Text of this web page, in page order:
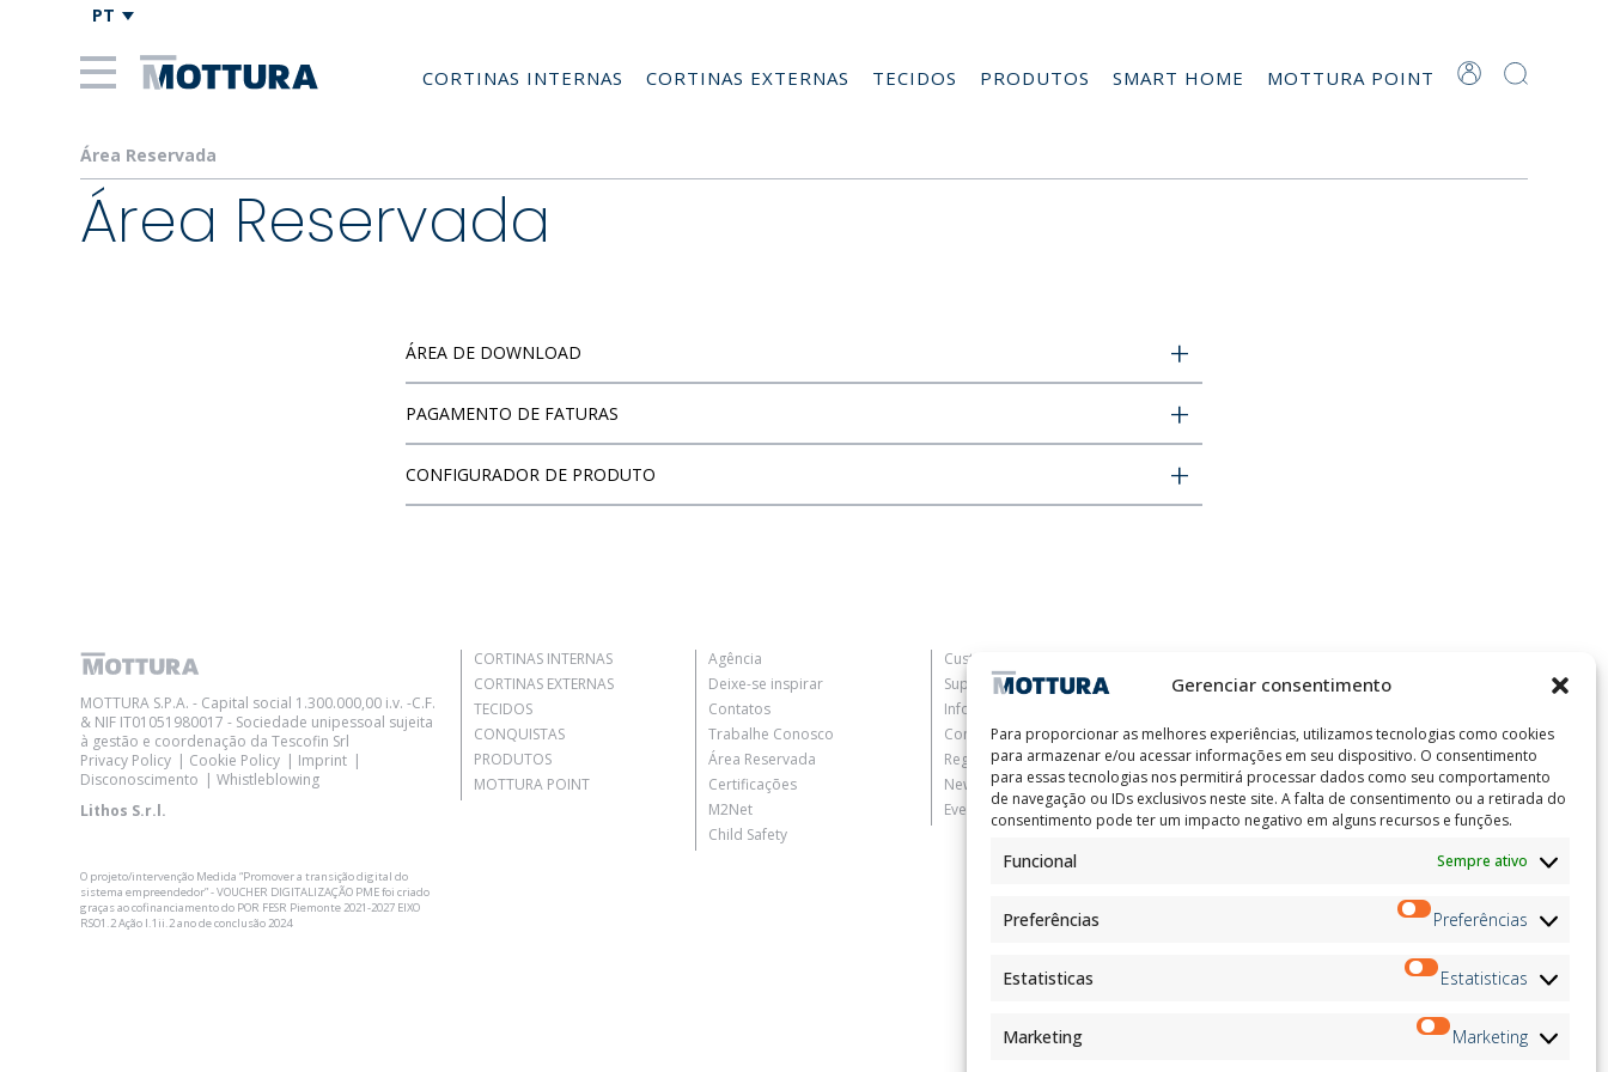
Gerenciar consentimento
Para proporcionar as melhores experiências, utilizamos tecnologias como cookies
para armazenar e/ou acessar informações em seu dispositivo. O consentimento
para essas tecnologias nos permitirá processar dados como seu comportamento
de navegação ou IDs exclusivos neste site. A falta de consentimento ou a retirada do
consentimento pode ter um impacto negativo em alguns recursos e funções.
Funcional Sempre ativo
Preferências Preferências
Estatisticas Estatisticas
Marketing Marketing
PT
CORTINAS INTERNAS CORTINAS EXTERNAS TECIDOS PRODUTOS SMART HOME MOTTURA POINT
Área Reservada
Área Reservada
ÁREA DE DOWNLOAD
VÁ PARA A ÁREA DE DOWNLOAD
PAGAMENTO DE FATURAS
do site.
CONFIGURADOR DE PRODUTO
MOTTURA S.P.A. - Capital social 1.300.000,00 i.v. -C.F.
& NIF IT01051980017 - Sociedade unipessoal sujeita
à gestão e coordenação da Tescofin Srl
Privacy Policy
Cookie Policy
Imprint
Disconoscimento
Whistleblowing
Lithos S.r.l.
O projeto/intervenção Medida “Promover a transição digital do
sistema empreendedor” - VOUCHER DIGITALIZAÇÃO PME foi criado
graças ao cofinanciamento do POR FESR Piemonte 2021-2027 EIXO
RSO1.2 Ação I.1ii.2 ano de conclusão 2024
CORTINAS INTERNAS
CORTINAS EXTERNAS
TECIDOS
CONQUISTAS
PRODUTOS
MOTTURA POINT
Agência
Deixe-se inspirar
Contatos
Trabalhe Conosco
Área Reservada
Certificações
M2Net
Child Safety
Customer Information
Supplier Information
Information for Candidates
Contact Information
Register Information
Newsletter Information
Events Information
se
Siga-nos no: